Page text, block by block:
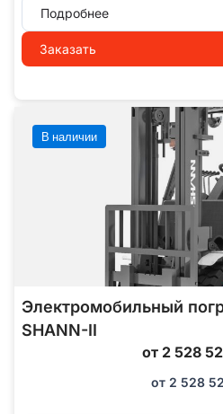
Подробнее
Заказать
В наличии
Электромобильный
SHANN-II
от 2 528
от 2 528